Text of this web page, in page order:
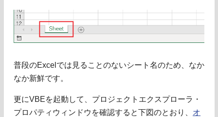
普段のExcelでは見ることのないシート名のため、なか
なか新鮮です。
更にVBEを起動して、プロジェクトエクスプローラ・
プロパティウィンドウを確認すると下図のとおり、 オ